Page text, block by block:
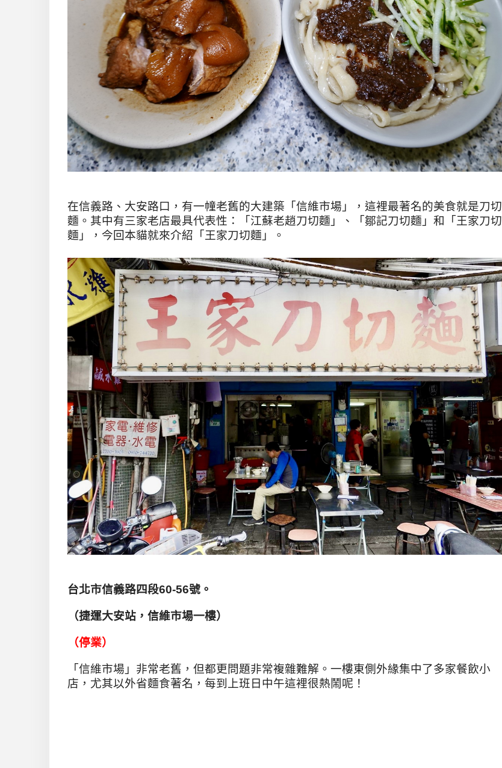
在信義路、大安路口，有一幢老舊的大建築「信維市場」，這裡最著名的美食就是刀切
麵。其中有三家老店最具代表性：「江蘇老趙刀切麵」、「鄒記刀切麵」和「王家刀切
麵」，今回本貓就來介紹「王家刀切麵」。
台北市信義路四段60-56號。
（捷運大安站，信維市場一樓）
（停業）
「信維市場」非常老舊，但都更問題非常複雜難解。一樓東側外緣集中了多家餐飲小
店，尤其以外省麵食著名，每到上班日中午這裡很熱鬧呢！